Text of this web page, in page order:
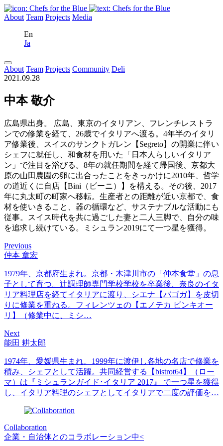
About Team Projects Media
En
Ja
About Team Projects Community Deli
2021.09.28
中本 敬介
広島県出身。 広島、東京のイタリアン、フレンチレストラ
ンでの修業を経て、26歳でイタリアへ渡る。4年半のイタリ
ア修業後、スイスのサンクトガレン【Segreto】の開業に伴い
シェフに就任し、和食材を用いた「日本人らしいイタリア
ン」で注目を浴びる。8年の就任期間を経て帰国後、京都大
原の山田農園の卵に出合ったことをきっかけに2010年、哲学
の道近くに自店【Bini（ビーニ）】を構える。その後、2017
年に丸太町の町家へ移転。生産者との距離が近い京都で、食
材を使いきること、器の循環など、サステナブルな活動にも
従事。スイス時代を共に過ごした妻と二人三脚で、自分の味
を追求し続けている。ミシュラン2019にて一つ星を獲得。
Previous
仲本 章宏
1979年、京都府生まれ。京都・木津川市の「仲本食堂」の息
子として育つ。辻調理師専門学校学校を卒業後、奈良のイタ
リア料理店を経てイタリアに渡り、シエナ【バゴガ】を皮切
りに修業を重ねる。フィレンツェの【エノテカ ピンキオー
リ】（修業中に、ミシ…
Next
能田 耕太郎
1974年、愛媛県生まれ。1999年に渡伊し各地の名店で修業を
積み、シェフとして活躍。共同経営する【bistrot64】（ロー
マ）は『ミシュランガイド･イタリア 2017』 で一つ星を獲得
し、イタリア料理のシェフとしてイタリアで二度の評価を…
Collaboration
企業・自治体とのコラボレーション中<